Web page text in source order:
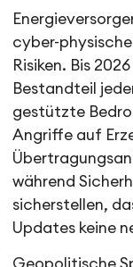
cyber-
Risiken. Bis
Bestandteil
gestützte
Angriffe auf
während
sicherstellen,
Updates keine